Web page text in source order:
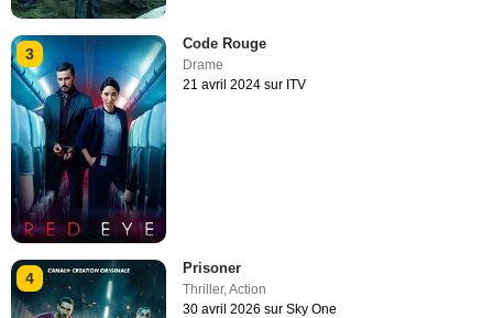
3
Code Rouge
Drame
21 avril 2024 sur ITV
4
Prisoner
Thriller,Action
30 avril 2026 sur Sky One